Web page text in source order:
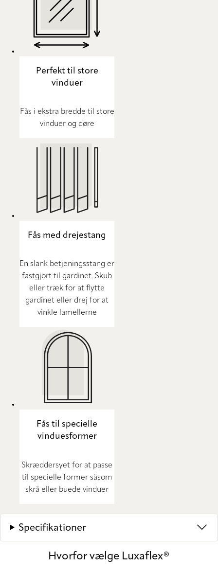
Perfekt til store
vinduer
Fås i ekstra bredde til store
vinduer og døre
Fås med drejestang
En slank betjeningsstang er
fastgjort til gardinet. Skub
eller træk for at flytte
gardinet eller drej for at
vinkle lamellerne
Fås til specielle
vinduesformer
Skræddersyet for at passe
til specielle former såsom
skrå eller buede vinduer
Specifikationer
Hvorfor vælge Luxaflex®